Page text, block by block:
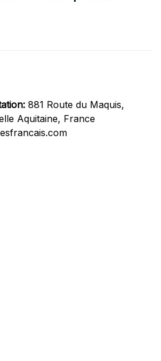
881 Route du Maquis,
Aquitaine, France